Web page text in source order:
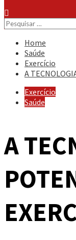
Pesquisar
por:
Home
Saúde
Exercício
A
Exercício
Saúde
A